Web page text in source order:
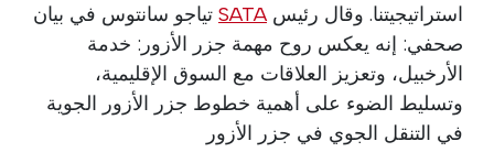
استراتيجيتنا. وقال رئيس SATA تياجو سانتوس في بيان
صحفي: إنه يعكس روح مهمة جزر الأزور: خدمة
الأرخبيل، وتعزيز العلاقات مع السوق الإقليمية،
وتسليط الضوء على أهمية خطوط جزر الأزور الجوية
في التنقل الجوي في جزر الأزور